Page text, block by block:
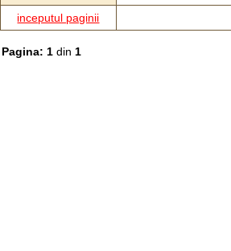
inceputul paginii
Pagina: 1 din 1